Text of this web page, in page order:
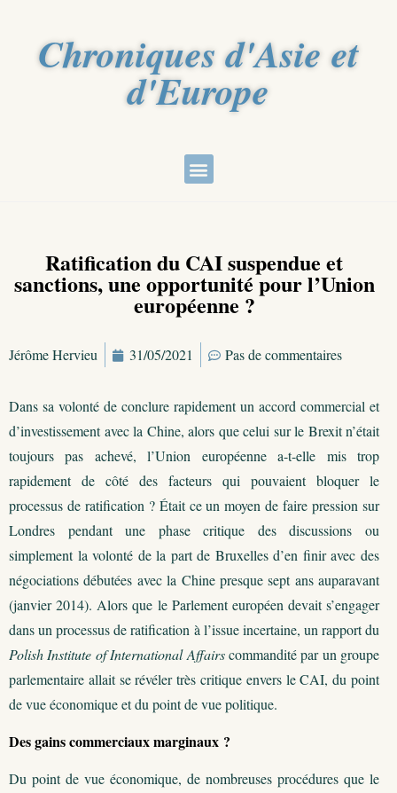
Chroniques d'Asie et
d'Europe
Ratification du CAI suspendue et
sanctions, une opportunité pour l’Union
européenne ?
Jérôme Hervieu 31/05/2021 Pas de commentaires
Dans sa volonté de conclure rapidement un accord commercial et
d’investissement avec la Chine, alors que celui sur le Brexit n’était
toujours pas achevé, l’Union européenne a-t-elle mis trop
rapidement de côté des facteurs qui pouvaient bloquer le
processus de ratification ? Était ce un moyen de faire pression sur
Londres pendant une phase critique des discussions ou
simplement la volonté de la part de Bruxelles d’en finir avec des
négociations débutées avec la Chine presque sept ans auparavant
(janvier 2014). Alors que le Parlement européen devait s’engager
dans un processus de ratification à l’issue incertaine, un rapport du
Polish Institute of International Affairscommandité par un groupe
parlementaire allait se révéler très critique envers le CAI, du point
de vue économique et du point de vue politique.
Des gains commerciaux marginaux ?
Du point de vue économique, de nombreuses procédures que le